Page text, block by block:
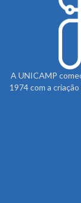
A UNICAMP
1974 com a